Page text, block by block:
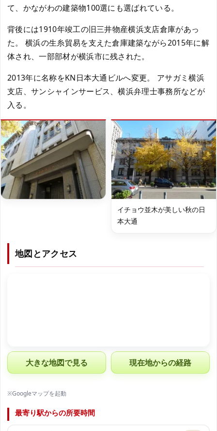
て、かながわの建築物100選にも選ばれている。
背後には1910年竣工の旧三井物産横浜支店倉庫があっ
た。 横浜の生糸貿易を支えた倉庫建築ながら2015年に解
体され、一部部材が横浜市に残された。
2013年に名称をKN日本大通ビルへ変更。 アサガミ横浜
支店、サンシャインサービス、横浜弁理士事務所などが
入る。
イチョウ並木が美しい秋の日
本大通
地図とアクセス
大きな地図で見る 現在地からの経路
※Googleマップを起動
最寄り駅からの所要時間